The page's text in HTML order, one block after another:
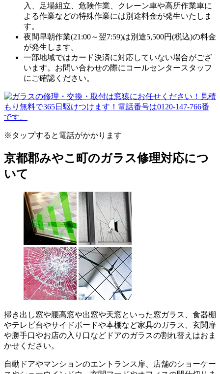
入、足場組立、危険作業、クレーン車や高所作業車に
よる作業などの特殊作業には別途料金が発生いたしま
す。
夜間早朝作業(21:00～翌7:59)は別途5,500円(税込)の料金
が発生します。
一部地域ではカード決済に対応していない場合がござ
います。お問い合わせの際にコールセンタースタッフ
にご確認ください。
※タップすると電話がかかります
京都郡みやこ町のガラス修理対応につ
いて
掃き出し窓や腰高窓や出窓や天窓といった窓ガラス、食器棚
やテレビ台やサイドボードや本棚など家具のガラス、玄関扉
や勝手口やお店の入り口などドアのガラスの割れ替えはおま
かせください。
自動ドアやマンションのエントランス扉、店舗のショーケー